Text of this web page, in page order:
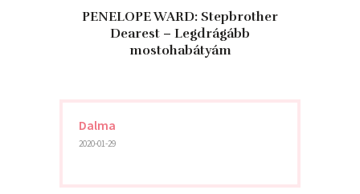
PENELOPE WARD: Stepbrother
Dearest – Legdrágább
mostohabátyám
Dalma
2020-01-29